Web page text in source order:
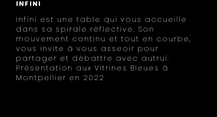
INFINI
Infini est une table qui vous accueille
dans sa spirale réflective. Son
mouvement continu et tout en courbe,
vous invite à vous asseoir pour
partager et débattre avec autrui.
Présentation aux Vitrines Bleues à
Montpellier en 2022